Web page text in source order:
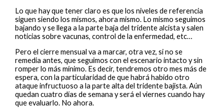
Lo que hay que tener claro es que los niveles de referencia
siguen siendo los mismos, ahora mismo. Lo mismo seguimos
bajando y se llega a la parte baja del tridente alcista y salen
noticias sobre vacunas, control de la enfermedad, etc…
Pero el cierre mensual va a marcar, otra vez, si no se
remedia antes, que seguimos con el escenario intacto y sin
romper lo más mínimo. Es decir, tendremos otro mes más de
espera, con la particularidad de que habrá habido otro
ataque infructuoso a la parte alta del tridente bajista. Aún
quedan cuatro días de semana y será el viernes cuando hay
que evaluarlo. No ahora.